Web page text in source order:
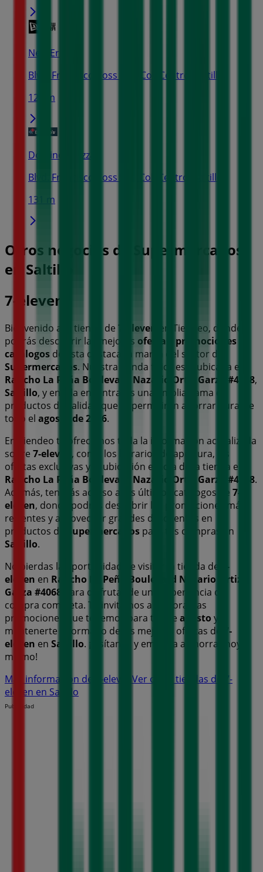
New Era
Blvd. Francisco Coss S/N, Col. Centro, Saltillo
124 m
Domino's Pizza
Blvd. Francisco Coss S/n, Col. Centro, Saltillo
131 m
Otros negocios de Supermercados
en Saltillo
7-eleven
Bienvenido a la tienda de 7-eleven
en Tiendeo, donde
podrás descubrir las mejores ofertas promociones
catálogos de esta destacada marca del sector de
Supermercados. Nuestra tienda física está ubicada en
Rancho La Peña Boulevard Nazario Ortiz Garza #4068,
Saltillo, y en ella encontrarás una amplia gama de
productos de calidad que te permitirán ahorrar durante
todo el agosto de 2026.
En Tiendeo te ofrecemos toda la información actualizada
sobre 7-eleven , como los horarios de apertura, las
ofertas exclusivas y la ubicación exacta de la tienda en
Rancho La Peña Boulevard Nazario Ortiz Garza #4068.
Además, tendrás acceso a los últimos catálogos de 7-
eleven, donde podrás descubrir las promociones más
recientes y aprovechar grandes descuentos en
productos de
Supermercados para tus compras en
Saltillo.
No pierdas la oportunidad de visitar la tienda de
7-
eleven en Rancho La Peña Boulevard Nazario Ortiz
Garza #4068
para disfrutar de una experiencia de
compra completa. Te invitamos a explorar las
promociones que tenemos para ti este agosto y
mantenerte informado de las mejores ofertas de
7-
eleven en Saltillo. ¡Visítanos y empieza a ahorrar hoy
mismo!
Más información de 7-eleven Ver otras tiendas de 7-
eleven en Saltillo
Publicidad